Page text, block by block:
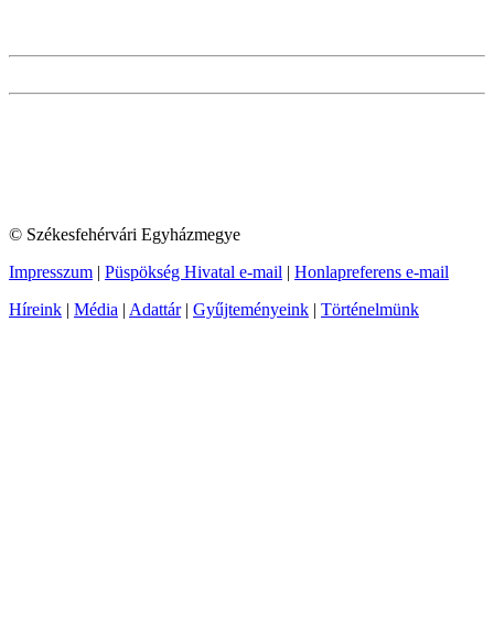
© Székesfehérvári Egyházmegye
Impresszum | Püspökség Hivatal e-mail | Honlapreferens e-mail
Híreink | Média | Adattár| Gyűjteményeink | Történelmünk